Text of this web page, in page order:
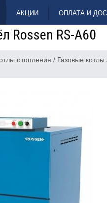
АКЦИИ ОПЛАТА И
Rossen RS-A60
отопления / Газовые котлы